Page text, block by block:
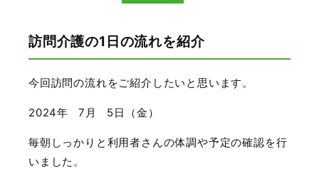
訪問介護の1日の流れを紹介
今回訪問の流れをご紹介したいと思います。
2024年 7 月 5 日（金）
毎朝しっかりと利用者さんの体調や予定の確認を行
いました。